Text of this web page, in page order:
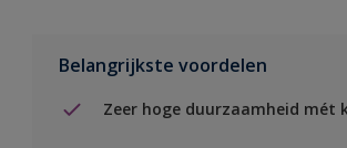
Belangrijkste voordelen
Zeer hoge duurzaamheid mét